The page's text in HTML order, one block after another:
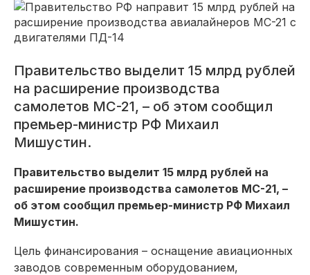
Правительство выделит 15 млрд рублей
на расширение производства
самолетов МС-21, – об этом сообщил
премьер-министр РФ Михаил
Мишустин.
Правительство выделит 15 млрд рублей на
расширение производства самолетов МС-21, –
об этом сообщил премьер-министр РФ Михаил
Мишустин.
Цель финансирования – оснащение авиационных
заводов современным оборудованием,